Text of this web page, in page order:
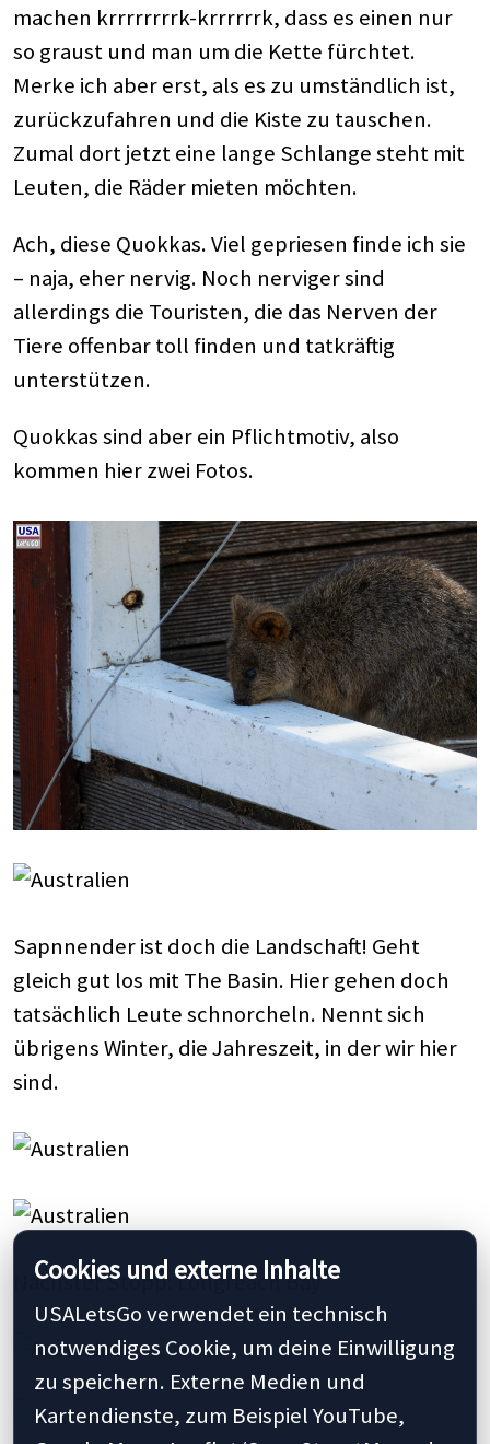
machen krrrrrrrrk-krrrrrrk, dass es einen nur
so graust und man um die Kette fürchtet.
Merke ich aber erst, als es zu umständlich ist,
zurückzufahren und die Kiste zu tauschen.
Zumal dort jetzt eine lange Schlange steht mit
Leuten, die Räder mieten möchten.
Ach, diese Quokkas. Viel gepriesen finde ich sie
– naja, eher nervig. Noch nerviger sind
allerdings die Touristen, die das Nerven der
Tiere offenbar toll finden und tatkräftig
unterstützen.
Quokkas sind aber ein Pflichtmotiv, also
kommen hier zwei Fotos.
Sapnnender ist doch die Landschaft! Geht
gleich gut los mit The Basin. Hier gehen doch
tatsächlich Leute schnorcheln. Nennt sich
übrigens Winter, die Jahreszeit, in der wir hier
sind.
Nächster Stopp: Longreach Bay
Cookies und externe Inhalte
USALetsGo verwendet ein technisch
notwendiges Cookie, um deine Einwilligung
zu speichern. Externe Medien und
Kartendienste, zum Beispiel YouTube,